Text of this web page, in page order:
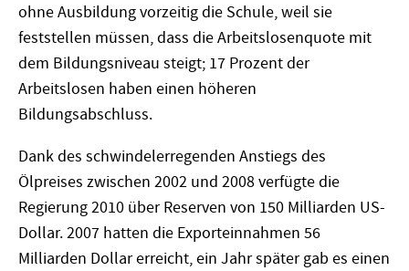
ohne Ausbildung vorzeitig die Schule, weil sie
feststellen müssen, dass die Arbeitslosenquote mit
dem Bildungsniveau steigt; 17 Prozent der
Arbeitslosen haben einen höheren
Bildungsabschluss.
Dank des schwindelerregenden Anstiegs des
Ölpreises zwischen 2002 und 2008 verfügte die
Regierung 2010 über Reserven von 150 Milliarden US-
Dollar. 2007 hatten die Exporteinnahmen 56
Milliarden Dollar erreicht, ein Jahr später gab es einen